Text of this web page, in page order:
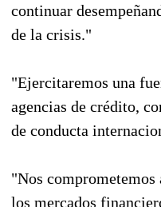
continuar
de la crisis."
"Ejercitaremos una
agencias de crédito,
de conducta
"Nos
los mercados